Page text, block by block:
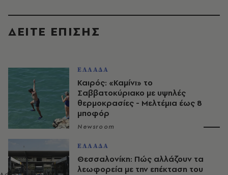
ΔΕΙΤΕ ΕΠΙΣΗΣ
ΕΛΛΑΔΑ
Καιρός: «Καμίνι» το
Σαββατοκύριακο με υψηλές
θερμοκρασίες - Mελτέμια έως 8
μποφόρ
Newsroom
ΕΛΛΑΔΑ
Θεσσαλονίκη: Πώς αλλάζουν τα
λεωφορεία με την επέκταση του